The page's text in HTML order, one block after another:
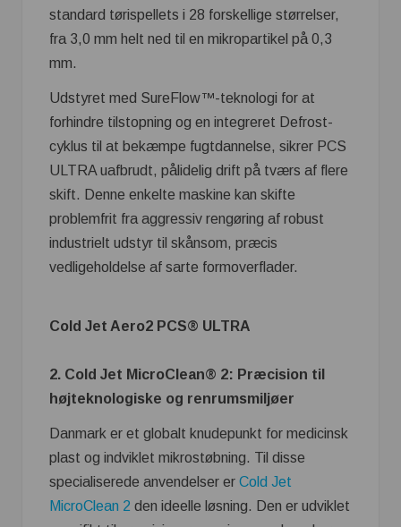
standard tørispellets i 28 forskellige størrelser,
fra 3,0 mm helt ned til en mikropartikel på 0,3
mm.
Udstyret med SureFlow™-teknologi for at
forhindre tilstopning og en integreret Defrost-
cyklus til at bekæmpe fugtdannelse, sikrer PCS
ULTRA uafbrudt, pålidelig drift på tværs af flere
skift. Denne enkelte maskine kan skifte
problemfrit fra aggressiv rengøring af robust
industrielt udstyr til skånsom, præcis
vedligeholdelse af sarte formoverflader.
Cold Jet Aero2 PCS® ULTRA
2. Cold Jet MicroClean® 2: Præcision til
højteknologiske og renrumsmiljøer
Danmark er et globalt knudepunkt for medicinsk
plast og indviklet mikrostøbning. Til disse
specialiserede anvendelser er Cold Jet
MicroClean 2 den ideelle løsning. Den er udviklet